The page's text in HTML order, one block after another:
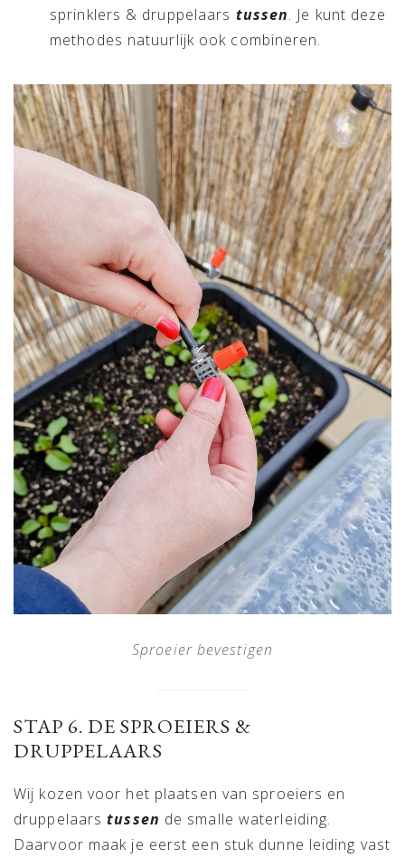
sprinklers & druppelaars tussen. Je kunt deze
methodes natuurlijk ook combineren.
Sproeier bevestigen
STAP 6. DE SPROEIERS &
DRUPPELAARS
Wij kozen voor het plaatsen van sproeiers en
druppelaarstussen de smalle waterleiding.
Daarvoor maak je eerst een stuk dunne leiding vast